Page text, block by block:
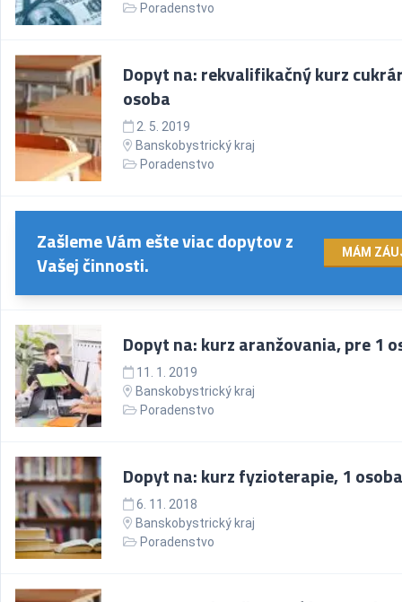
Poradenstvo
Dopyt na: rekvalifikačný kurz
osoba
2. 5. 2019
Banskobystrický kraj
Poradenstvo
Zašleme Vám ešte viac dopytov z
Vašej činnosti.
MÁM
Dopyt na: kurz aranžovania, pre 1
11. 1. 2019
Banskobystrický kraj
Poradenstvo
Dopyt na: kurz fyzioterapie, 1 osoba
6. 11. 2018
Banskobystrický kraj
Poradenstvo